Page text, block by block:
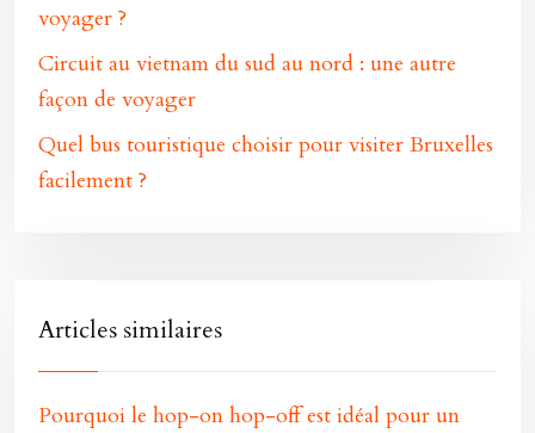
voyager ?
Circuit au vietnam du sud au nord : une autre
façon de voyager
Quel bus touristique choisir pour visiter Bruxelles
facilement ?
Articles similaires
Pourquoi le hop-on hop-off est idéal pour un